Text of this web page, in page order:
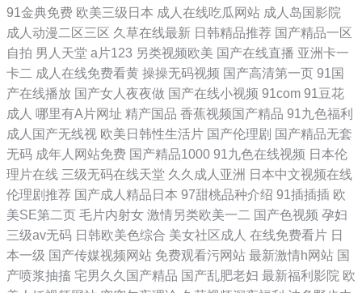
91金典免费 欧美三级日本 成人在线吃瓜网站 成人岛国影院
成人动漫二区三区 久草在线最新 日韩精品推荐 国产精品一区
自拍 男人天堂 a片123 另类视频欧美 国产在线直播 亚洲卡一
卡二 成人在线免费看黄 操操无码视频 国产高清第一页 91国
产在线播放 国产女人夜夜做 国产在线小视频 91com 91豆花
成人 哪里有A片网址 精产国品 香蕉视频国产精品 91九色福利
成人国产无线视 欧美日韩性生活片 国产伦理剧 国产精品无套
无码 成年人网站免费 国产精品1000 91九色在线视频 日本伦
理片在线 三级无码在线天堂 久久成人亚洲 日本中文视频在线
伦理剧推荐 国产成人精品日本 97甜桃品种介绍 91插插插 欧
美SE第二页 毛片内射女 激情另类欧美一二 国产色视频 孕妇
三级av无码 日韩欧美色综合 美女社区成人 在线免费看片 日
本一级 国产传媒视频网站 免费观看污网站 最新激情h网站 国
产喷浆抽搐 宅男久久国产精品 国产乱肥老妇 最新福利影院 欧